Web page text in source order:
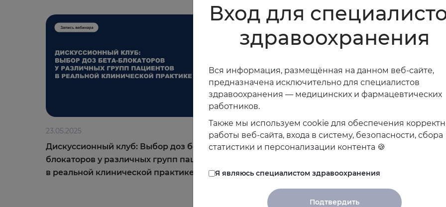
23.05.2025
Дискуссионный клуб: Выбор доз бета-
блокаторов у различных групп пациентов
в реальной клинической практике
Вход для
здравоохранения
Вся информация, размещённая на данном веб-сайте,
предназначена исключительно для специалистов
здравоохранения — медицинских и фармацевтических
работников.
Также мы используем cookie для обеспечения
работы веб-сайта, входа в систему, безопасности, сбора
статистики и персонализации контента 🍪
Я являюсь специалистом здравоохранения
Подтвердить